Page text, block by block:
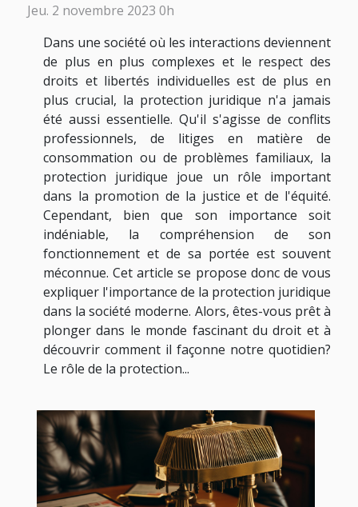
Jeu. 2 novembre 2023 0h
Dans une société où les interactions deviennent
de plus en plus complexes et le respect des
droits et libertés individuelles est de plus en
plus crucial, la protection juridique n'a jamais
été aussi essentielle. Qu'il s'agisse de conflits
professionnels, de litiges en matière de
consommation ou de problèmes familiaux, la
protection juridique joue un rôle important
dans la promotion de la justice et de l'équité.
Cependant, bien que son importance soit
indéniable, la compréhension de son
fonctionnement et de sa portée est souvent
méconnue. Cet article se propose donc de vous
expliquer l'importance de la protection juridique
dans la société moderne. Alors, êtes-vous prêt à
plonger dans le monde fascinant du droit et à
découvrir comment il façonne notre quotidien?
Le rôle de la protection...